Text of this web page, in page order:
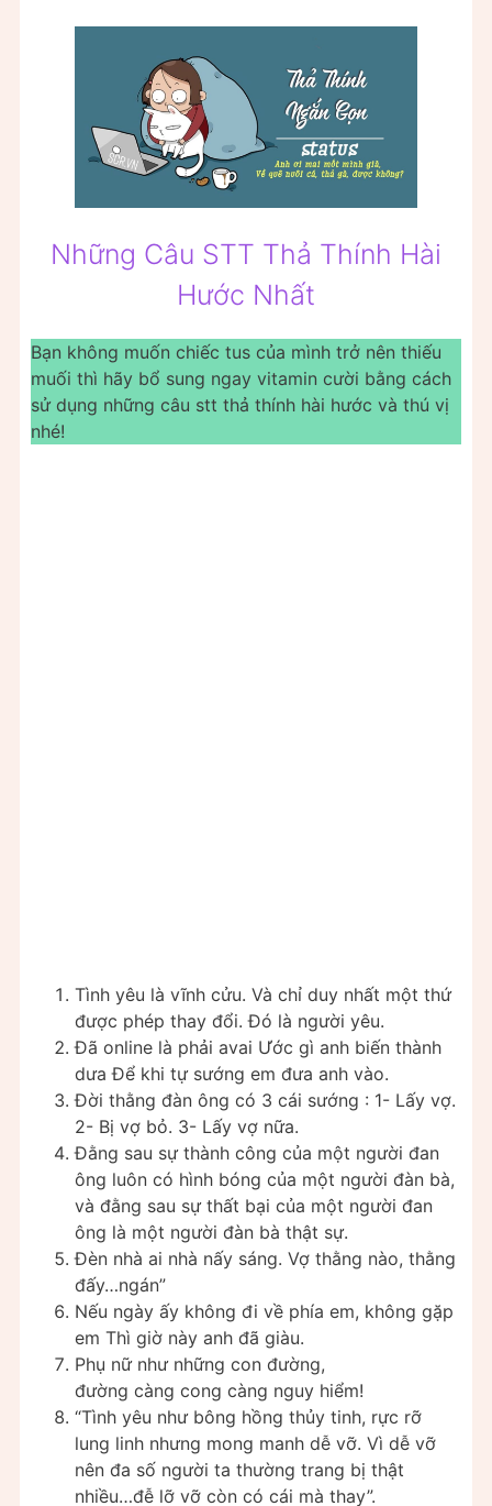
Những Câu STT Thả Thính Hài
Hước Nhất
Bạn không muốn chiếc tus của mình trở nên thiếu
muối thì hãy bổ sung ngay vitamin cười bằng cách
sử dụng những câu stt thả thính hài hước và thú vị
nhé!
Tình yêu là vĩnh cửu. Và chỉ duy nhất một thứ
được phép thay đổi. Đó là người yêu.
Đã online là phải avai Ước gì anh biến thành
dưa Để khi tự sướng em đưa anh vào.
Đời thằng đàn ông có 3 cái sướng : 1- Lấy vợ.
2- Bị vợ bỏ. 3- Lấy vợ nữa.
Đằng sau sự thành công của một người đan
ông luôn có hình bóng của một người đàn bà,
và đằng sau sự thất bại của một người đan
ông là một người đàn bà thật sự.
Đèn nhà ai nhà nấy sáng. Vợ thằng nào, thằng
đấy…ngán”
Nếu ngày ấy không đi về phía em, không gặp
em Thì giờ này anh đã giàu.
Phụ nữ như những con đường,
đường càng cong càng nguy hiểm!
“Tình yêu như bông hồng thủy tinh, rực rỡ
lung linh nhưng mong manh dễ vỡ. Vì dễ vỡ
nên đa số người ta thường trang bị thật
nhiều…đễ lỡ vỡ còn có cái mà thay”.